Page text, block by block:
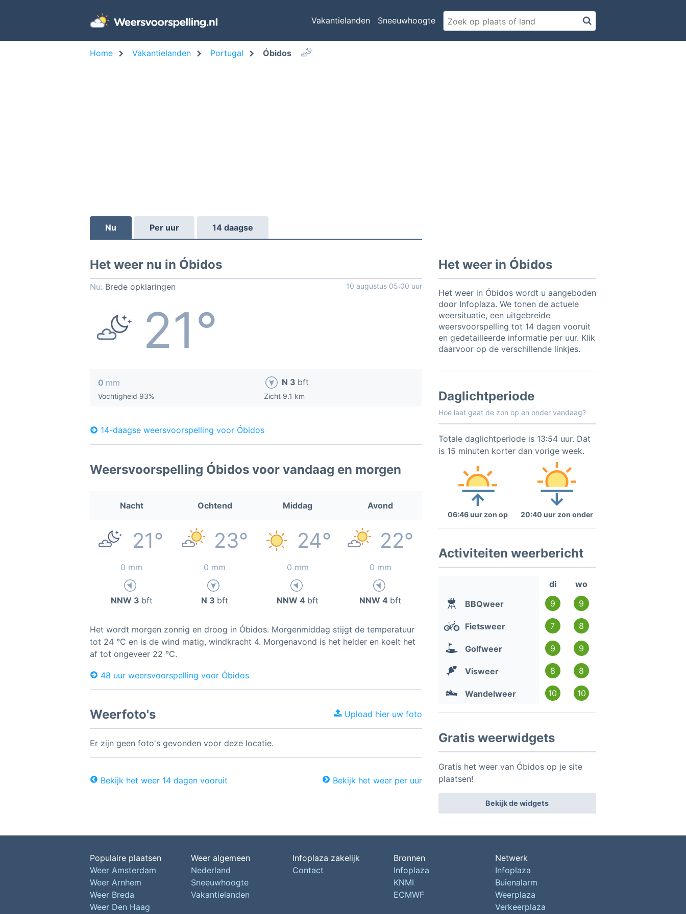
Vakantielanden Sneeuwhoogte
Home Vakantielanden Portugal Óbidos
Nu Per uur 14 daagse
Het weer nu in Óbidos
Nu: Brede opklaringen 10 augustus 05:00 uur
21°
0 mm
Vochtigheid 93%
N 3 bft
Zicht 9.1 km
14-daagse weersvoorspelling voor Óbidos
Weersvoorspelling Óbidos voor vandaag en morgen
Nacht Ochtend Middag Avond
21° 23° 24° 22°
0 mm 0 mm 0 mm 0 mm
NNW 3 bft N 3 bft NNW 4 bft NNW 4 bft
Het wordt morgen zonnig en droog in Óbidos. Morgenmiddag stijgt de temperatuur
tot 24 °C en is de wind matig, windkracht 4. Morgenavond is het helder en koelt het
af tot ongeveer 22 °C.
48 uur weersvoorspelling voor Óbidos
Weerfoto's Upload hier uw foto
Er zijn geen foto's gevonden voor deze locatie.
Bekijk het weer 14 dagen vooruit Bekijk het weer per uur
Het weer in Óbidos
Het weer in Óbidos wordt u aangeboden
door Infoplaza. We tonen de actuele
weersituatie, een uitgebreide
weersvoorspelling tot 14 dagen vooruit
en gedetailleerde informatie per uur. Klik
daarvoor op de verschillende linkjes.
Daglichtperiode
Hoe laat gaat de zon op en onder vandaag?
Totale daglichtperiode is 13:54 uur. Dat
is 15 minuten korter dan vorige week.
06:46 uur zon op 20:40 uur zon onder
Activiteiten weerbericht
di
wo
BBQweer
9 9
Fietsweer 7 8
Golfweer 9 9
Visweer 8 8
Wandelweer 10 10
Gratis weerwidgets
Gratis het weer van Óbidos op je site
plaatsen!
Bekijk de widgets
Populaire plaatsen
Weer Amsterdam
Weer Arnhem
Weer Breda
Weer Den Haag
Weer algemeen
Nederland
Sneeuwhoogte
Vakantielanden
Infoplaza zakelijk
Contact
Bronnen
Infoplaza
KNMI
ECMWF
Netwerk
Infoplaza
Buienalarm
Weerplaza
Verkeerplaza